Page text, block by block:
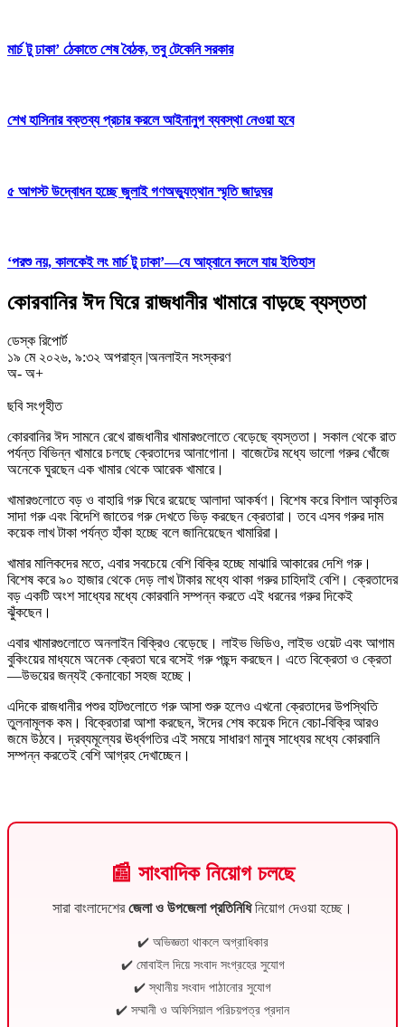
মার্চ টু ঢাকা’ ঠেকাতে শেষ বৈঠক, তবু টেকেনি সরকার
শেখ হাসিনার বক্তব্য প্রচার করলে আইনানুগ ব্যবস্থা নেওয়া হবে
৫ আগস্ট উদ্বোধন হচ্ছে জুলাই গণঅভ্যুত্থান স্মৃতি জাদুঘর
‘পরশু নয়, কালকেই লং মার্চ টু ঢাকা’—যে আহ্বানে বদলে যায় ইতিহাস
কোরবানির ঈদ ঘিরে রাজধানীর খামারে বাড়ছে ব্যস্ততা
ডেস্ক রিপোর্ট
১৯ মে ২০২৬, ৯:৩২ অপরাহ্ন |অনলাইন সংস্করণ
অ- অ+
ছবি সংগৃহীত
কোরবানির ঈদ সামনে রেখে রাজধানীর খামারগুলোতে বেড়েছে ব্যস্ততা। সকাল থেকে রাত
পর্যন্ত বিভিন্ন খামারে চলছে ক্রেতাদের আনাগোনা। বাজেটের মধ্যে ভালো গরুর খোঁজে
অনেকে ঘুরছেন এক খামার থেকে আরেক খামারে।
খামারগুলোতে বড় ও বাহারি গরু ঘিরে রয়েছে আলাদা আকর্ষণ। বিশেষ করে বিশাল আকৃতির
সাদা গরু এবং বিদেশি জাতের গরু দেখতে ভিড় করছেন ক্রেতারা। তবে এসব গরুর দাম
কয়েক লাখ টাকা পর্যন্ত হাঁকা হচ্ছে বলে জানিয়েছেন খামারিরা।
খামার মালিকদের মতে, এবার সবচেয়ে বেশি বিক্রি হচ্ছে মাঝারি আকারের দেশি গরু।
বিশেষ করে ৯০ হাজার থেকে দেড় লাখ টাকার মধ্যে থাকা গরুর চাহিদাই বেশি। ক্রেতাদের
বড় একটি অংশ সাধ্যের মধ্যে কোরবানি সম্পন্ন করতে এই ধরনের গরুর দিকেই
ঝুঁকছেন।
এবার খামারগুলোতে অনলাইন বিক্রিও বেড়েছে। লাইভ ভিডিও, লাইভ ওয়েট এবং আগাম
বুকিংয়ের মাধ্যমে অনেক ক্রেতা ঘরে বসেই গরু পছন্দ করছেন। এতে বিক্রেতা ও ক্রেতা
—উভয়ের জন্যই কেনাবেচা সহজ হচ্ছে।
এদিকে রাজধানীর পশুর হাটগুলোতে গরু আসা শুরু হলেও এখনো ক্রেতাদের উপস্থিতি
তুলনামূলক কম। বিক্রেতারা আশা করছেন, ঈদের শেষ কয়েক দিনে বেচা-বিক্রি আরও
জমে উঠবে। দ্রব্যমূল্যের ঊর্ধ্বগতির এই সময়ে সাধারণ মানুষ সাধ্যের মধ্যে কোরবানি
সম্পন্ন করতেই বেশি আগ্রহ দেখাচ্ছেন।
📰 সাংবাদিক নিয়োগ চলছে
সারা বাংলাদেশেরজেলা ও উপজেলা প্রতিনিধিনিয়োগ দেওয়া হচ্ছে।
✔️ অভিজ্ঞতা থাকলে অগ্রাধিকার
✔️ মোবাইল দিয়ে সংবাদ সংগ্রহের সুযোগ
✔️ স্থানীয় সংবাদ পাঠানোর সুযোগ
✔️ সম্মানী ও অফিসিয়াল পরিচয়পত্র প্রদান